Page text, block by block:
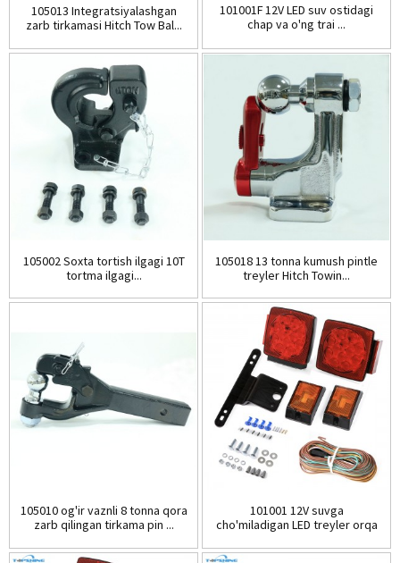
105013 Integratsiyalashgan
zarb tirkamasi Hitch Tow Bal...
101001F 12V LED suv ostidagi
chap va o'ng trai ...
105002 Soxta tortish ilgagi 10T
tortma ilgagi...
105018 13 tonna kumush pintle
treyler Hitch Towin...
105010 og'ir vaznli 8 tonna qora
zarb qilingan tirkama pin ...
101001 12V suvga
cho'miladigan LED treyler orqa